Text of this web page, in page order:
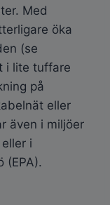
Med
öka
(se
i lite tuffare
på
eller
även i miljöer
eller i
(EPA).